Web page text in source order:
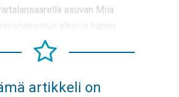
asuvan Miia
alkoi jo hänen
artikkeli on